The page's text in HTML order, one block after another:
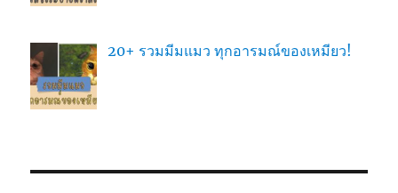
20+ รวมมีมแมว ทุกอารมณ์ของเหมียว!